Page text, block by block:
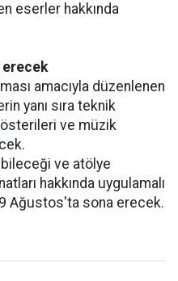
eserler hakkında
erecek
amacıyla düzenlenen
yanı sıra teknik
ve müzik
ve atölye
hakkında uygulamalı
Ağustos'ta sona erecek.